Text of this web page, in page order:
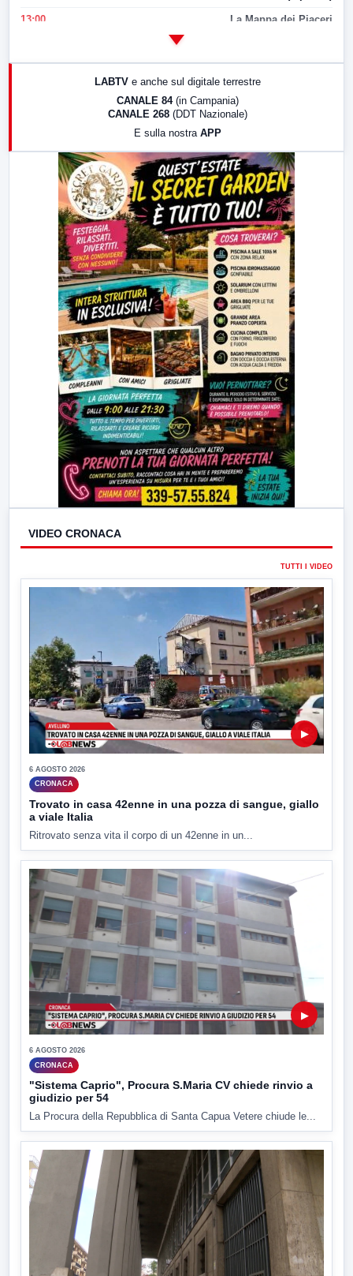
13:00 La Mappa dei Piaceri
LabNews (replica)
LABTV e anche sul digitale terrestre
CANALE 84 (in Campania)
CANALE 268 (DDT Nazionale)
E sulla nostra APP
VIDEO CRONACA
TUTTI I VIDEO
▶
6 AGOSTO 2026
CRONACA
Trovato in casa 42enne in una pozza di sangue, giallo
a viale Italia
Ritrovato senza vita il corpo di un 42enne in un...
▶
6 AGOSTO 2026
CRONACA
"Sistema Caprio", Procura S.Maria CV chiede rinvio a
giudizio per 54
La Procura della Repubblica di Santa Capua Vetere chiude le...